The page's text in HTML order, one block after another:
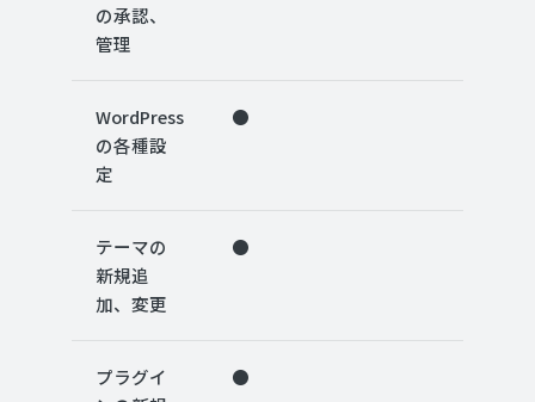
の承認、
管理
WordPress
の各種設
定
●
テーマの
新規追
加、変更
●
プラグイ
●